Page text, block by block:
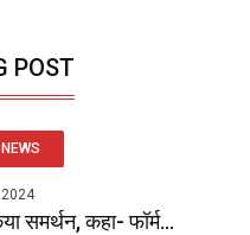
POST
समर्थन, कहा- फॉर्म...